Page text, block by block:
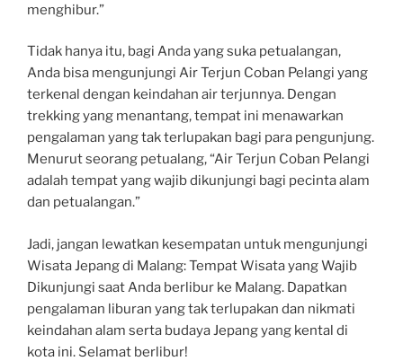
menghibur.”
Tidak hanya itu, bagi Anda yang suka petualangan,
Anda bisa mengunjungi Air Terjun Coban Pelangi yang
terkenal dengan keindahan air terjunnya. Dengan
trekking yang menantang, tempat ini menawarkan
pengalaman yang tak terlupakan bagi para pengunjung.
Menurut seorang petualang, “Air Terjun Coban Pelangi
adalah tempat yang wajib dikunjungi bagi pecinta alam
dan petualangan.”
Jadi, jangan lewatkan kesempatan untuk mengunjungi
Wisata Jepang di Malang: Tempat Wisata yang Wajib
Dikunjungi saat Anda berlibur ke Malang. Dapatkan
pengalaman liburan yang tak terlupakan dan nikmati
keindahan alam serta budaya Jepang yang kental di
kota ini. Selamat berlibur!